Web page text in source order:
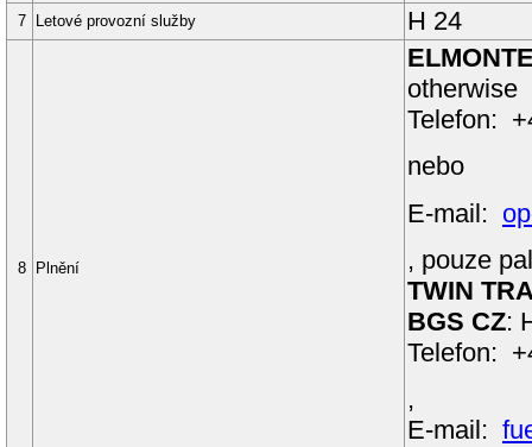
7 Letové provozní služby H 24
8 Plnění
otherwise
Telefon:
nebo
E-mail:
, pouze
TWIN
BGS CZ:
Telefon:
,
E-mail: